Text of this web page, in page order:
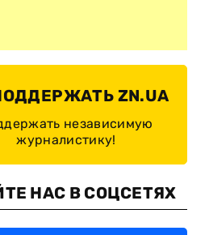
ZN.UA
независимую
журналистику!
НАС В СОЦСЕТЯХ